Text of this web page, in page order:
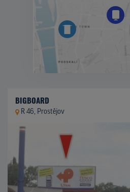
BIGBOARD
R 46, Prostějov